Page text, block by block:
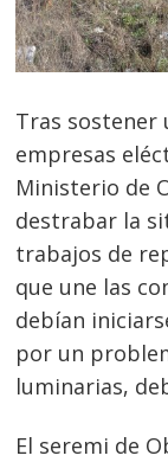
Tras sostener
empresas
Ministerio de
destrabar la
trabajos de
que une las
debían
por un
luminarias,
El seremi de